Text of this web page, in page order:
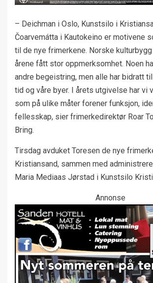
– Deichman i Oslo, Kunstsilo i
Čoarvemátta i Kautokeino er motivene
til de nye frimerkene. Norske
årene fått stor oppmerksomhet. Noen
andre begeistring, men alle har bidratt
tid og våre byer. I årets utgivelse har vi
som på ulike måter forener funksjon,
fellesskap, sier frimerkedirektør Roar
Bring.
Tirsdag avduket Toresen de nye
Kristiansand, sammen med
Maria Mediaas Jørstad i Kunstsilo
Annonse